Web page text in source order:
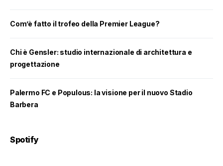
Com’è fatto il trofeo della Premier League?
Chi è Gensler: studio internazionale di architettura e
progettazione
Palermo FC e Populous: la visione per il nuovo Stadio
Barbera
Spotify